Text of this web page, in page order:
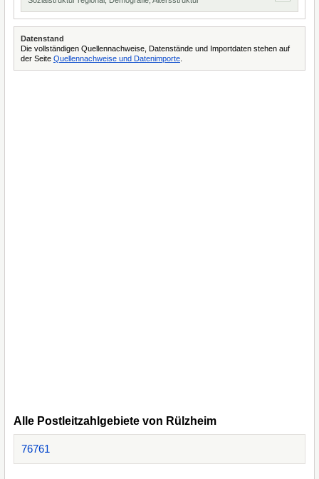
Datenstand
Die vollständigen Quellennachweise, Datenstände und Importdaten stehen auf
der Seite Quellennachweise und Datenimporte
Alle Postleitzahlgebiete von Rülzheim
76761